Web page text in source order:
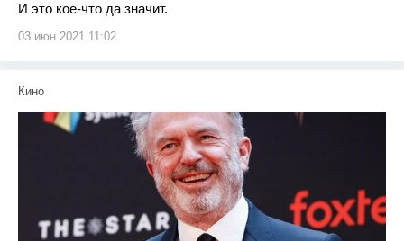
И это кое-что да значит.
03 июн 2021 11:02
Кино